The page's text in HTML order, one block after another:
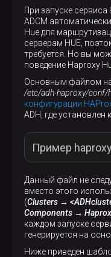
При запуске
ADCM
Hue для
серверам HUE,
требуется. Но вы
поведение Haproxy
Основным файлом
/etc/adh-haproxy/conf/
конфигурации
ADH, где установлен
Пример
# Global
global
log
/dev/
log
Данный файл не
вместо этого
(Clusters →
Components →
каждом запуске
генерируется на
Ниже приведен